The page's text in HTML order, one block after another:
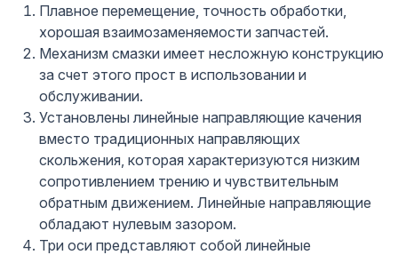
Плавное перемещение, точность обработки,
хорошая взаимозаменяемости запчастей.
Механизм смазки имеет несложную конструкцию
за счет этого прост в использовании и
обслуживании.
Установлены линейные направляющие качения
вместо традиционных направляющих
скольжения, которая характеризуются низким
сопротивлением трению и чувствительным
обратным движением. Линейные направляющие
обладают нулевым зазором.
Три оси представляют собой линейные